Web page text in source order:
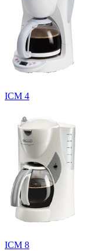
ICM 4
ICM 8